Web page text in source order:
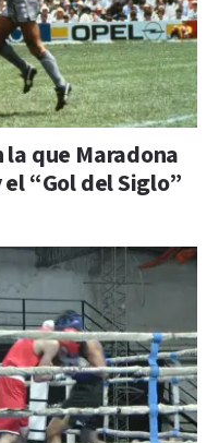
que Maradona
“Gol del Siglo”